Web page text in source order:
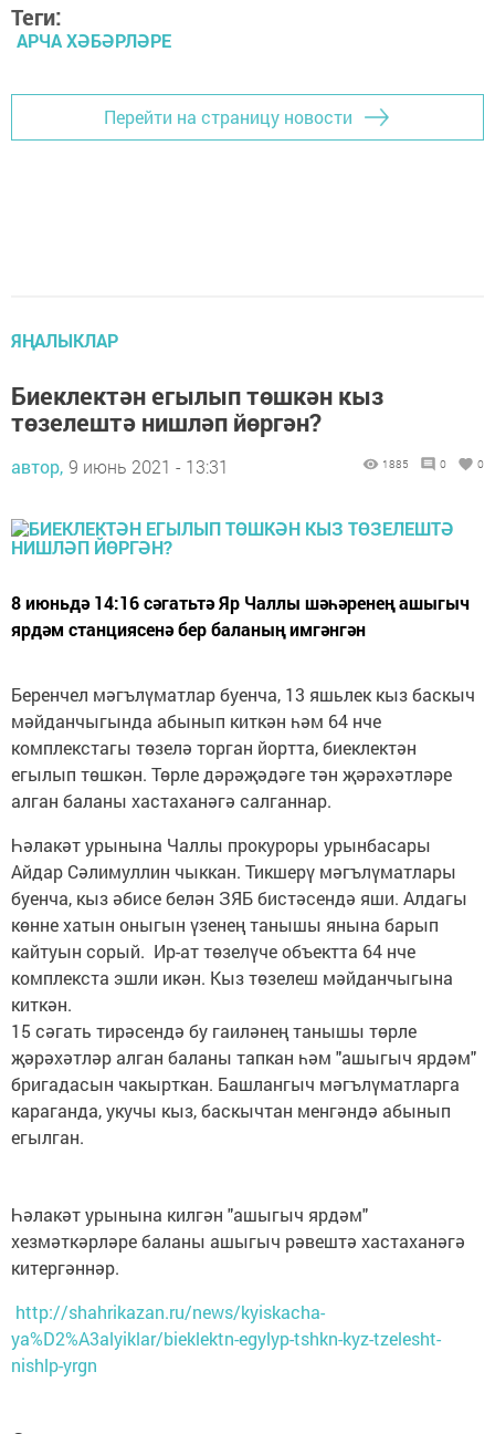
Теги:
АРЧА ХӘБӘРЛӘРЕ
Перейти на страницу новости
ЯҢАЛЫКЛАР
Биеклектән егылып төшкән кыз
төзелештә нишләп йөргән?
автор, 9 июнь 2021 - 13:31 1885 0 0
8 июньдә 14:16 сәгатьтә Яр Чаллы шәһәренең ашыгыч
ярдәм станциясенә бер баланың имгәнгән
Беренчел мәгълүматлар буенча, 13 яшьлек кыз баскыч
мәйданчыгында абынып киткән һәм 64 нче
комплекстагы төзелә торган йортта, биеклектән
егылып төшкән. Төрле дәрәҗәдәге тән җәрәхәтләре
алган баланы хастаханәгә салганнар.
Һәлакәт урынына Чаллы прокуроры урынбасары
Айдар Сәлимуллин чыккан. Тикшерү мәгълүматлары
буенча, кыз әбисе белән ЗЯБ бистәсендә яши. Алдагы
көнне хатын оныгын үзенең танышы янына барып
кайтуын сорый. Ир-ат төзелүче объектта 64 нче
комплекста эшли икән. Кыз төзелеш мәйданчыгына
киткән.
15 сәгать тирәсендә бу гаиләнең танышы төрле
җәрәхәтләр алган баланы тапкан һәм "ашыгыч ярдәм"
бригадасын чакырткан. Башлангыч мәгълүматларга
караганда, укучы кыз, баскычтан менгәндә абынып
егылган.
Һәлакәт урынына килгән "ашыгыч ярдәм"
хезмәткәрләре баланы ашыгыч рәвештә хастаханәгә
китергәннәр.
http://shahrikazan.ru/news/kyiskacha-
ya%D2%A3alyiklar/bieklektn-egylyp-tshkn-kyz-tzelesht-
nishlp-yrgn